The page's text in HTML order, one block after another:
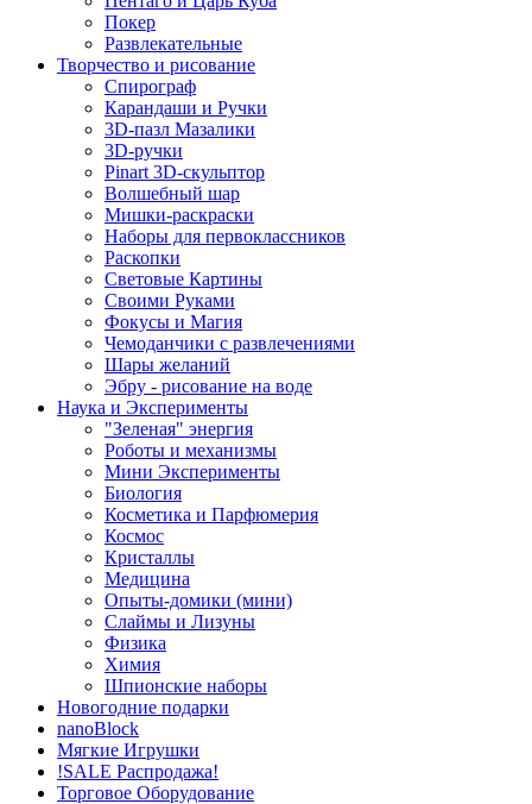
Покер
Развлекательные
Творчество и рисование
Спирограф
Карандаши и Ручки
3D-пазл Мазалики
3D-ручки
Pinart 3D-скульптор
Волшебный шар
Мишки-раскраски
Наборы для первоклассников
Раскопки
Световые Картины
Своими Руками
Фокусы и Магия
Чемоданчики с развлечениями
Шары желаний
Эбру - рисование на воде
Наука и Эксперименты
"Зеленая" энергия
Роботы и механизмы
Мини Эксперименты
Биология
Косметика и Парфюмерия
Космос
Кристаллы
Медицина
Опыты-домики (мини)
Слаймы и Лизуны
Физика
Химия
Шпионские наборы
Новогодние подарки
nanoBlock
Мягкие Игрушки
!SALE Распродажа!
Торговое Оборудование